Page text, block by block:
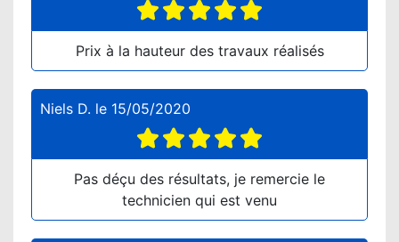
Prix à la hauteur des travaux réalisés
Niels D. le 15/05/2020
Pas déçu des résultats, je remercie le
technicien qui est venu